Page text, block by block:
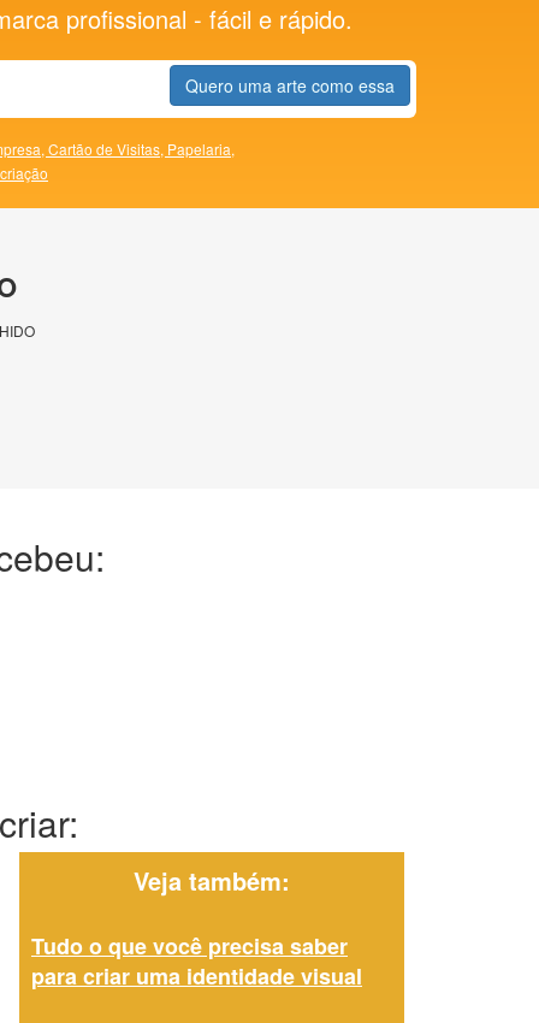
profissional - fácil e rápido.
Quero uma arte como essa
Cartão de Visitas, Papelaria,
Veja também:
Tudo o que você precisa saber
para criar uma identidade visual